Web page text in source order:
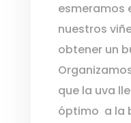
esmeramos
nuestros
obtener un
que la uva
óptimo a la